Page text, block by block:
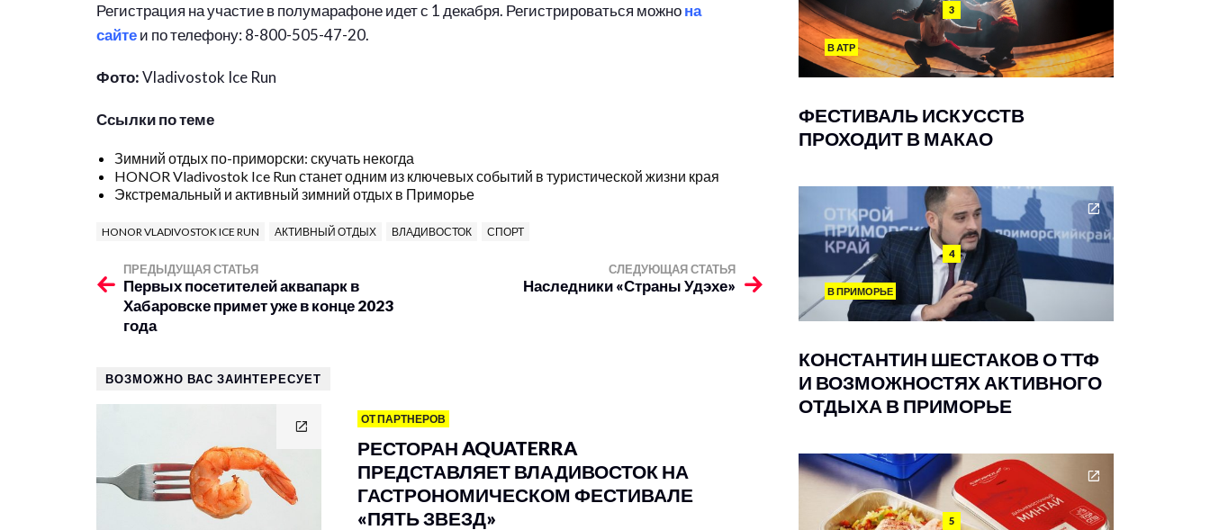
Регистрация на участие в полумарафоне идет с 1 декабря. Регистрироваться можнона
сайтеи по телефону: 8-800-505-47-20.
Фото:Vladivostok Ice Run
Ссылки по теме
Зимний отдых по-приморски: скучать некогда
HONOR Vladivostok Ice Run станет одним из ключевых событий в туристической жизни края
Экстремальный и активный зимний отдых в Приморье
HONOR VLADIVOSTOK ICE RUN АКТИВНЫЙ ОТДЫХ ВЛАДИВОСТОК СПОРТ
ПРЕДЫДУЩАЯ СТАТЬЯ
Первых посетителей аквапарк в
Хабаровске примет уже в конце 2023
года
СЛЕДУЮЩАЯ СТАТЬЯ
Наследники «Страны Удэхе»
ВОЗМОЖНО ВАС ЗАИНТЕРЕСУЕТ
ОТ ПАРТНЕРОВ
РЕСТОРАН AQUATERRA
ПРЕДСТАВЛЯЕТ ВЛАДИВОСТОК НА
ГАСТРОНОМИЧЕСКОМ ФЕСТИВАЛЕ
«ПЯТЬ ЗВЕЗД»
3
В АТР
ФЕСТИВАЛЬ ИСКУССТВ
ПРОХОДИТ В МАКАО
4
В ПРИМОРЬЕ
КОНСТАНТИН ШЕСТАКОВ О ТТФ
И ВОЗМОЖНОСТЯХ АКТИВНОГО
ОТДЫХА В ПРИМОРЬЕ
5